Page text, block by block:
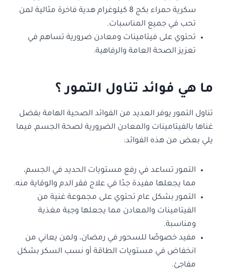
سكرية حمراء بكج 8 كيلوغرام هدية فاخرة مثالية لمن
تحب في جميع المناسبات.
تحتوي على فيتامينات ومعادن ضرورية تساهم في
تعزيز الصحة العامة والرفاهية.
ما هي فوائد تناول التمور ؟
تناول التمور يوفر العديد من الفوائد الصحية الهامة بفضل
غناها بالفيتامينات والمعادن الضرورية لصحة الجسم, فيما
يلي بعض من هذه الفوائد:
التمور تساعد في رفع مستويات الحديد في الجسم،
مما يجعلها مفيدة جدًا في علاج فقر الدم والوقاية منه.
التمور بشكل عام تحتوي على مجموعة غنية من
الفيتامينات والمعادن مما يجعلها وجبة مغذية
ومناسبة.
مفيد خصوصًا للسحور في رمضان، ولمن يعاني من
انخفاض في مستويات الطاقة أو نسب السكر بشكل
مفاجئ.